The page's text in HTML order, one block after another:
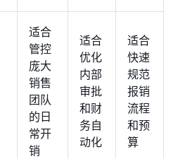
适合
管控
庞大
销售
团队
的日
常开
销
适合
优化
内部
审批
和财
务自
动化
适合
快速
规范
报销
流程
和预
算